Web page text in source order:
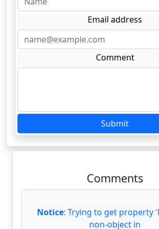
Email address
Comment
Submit
Comments
Notice: Trying to get property
non-object in